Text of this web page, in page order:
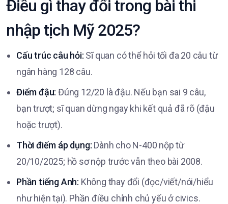
Điều gì thay đổi trong bài thi
nhập tịch Mỹ 2025?
Cấu trúc câu hỏi: Sĩ quan có thể hỏi tối đa 20 câu từ
ngân hàng 128 câu.
Điểm đậu: Đúng 12/20 là đậu. Nếu bạn sai 9 câu,
bạn trượt; sĩ quan dừng ngay khi kết quả đã rõ (đậu
hoặc trượt).
Thời điểm áp dụng: Dành cho N-400 nộp từ
20/10/2025; hồ sơ nộp trước vẫn theo bài 2008.
Phần tiếng Anh: Không thay đổi (đọc/viết/nói/hiểu
như hiện tại). Phần điều chỉnh chủ yếu ở civics.